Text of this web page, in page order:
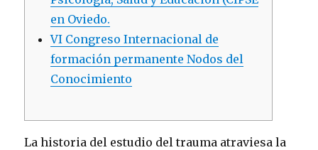
en Oviedo.
VI Congreso Internacional de
formación permanente Nodos del
Conocimiento
La historia del estudio del trauma atraviesa la